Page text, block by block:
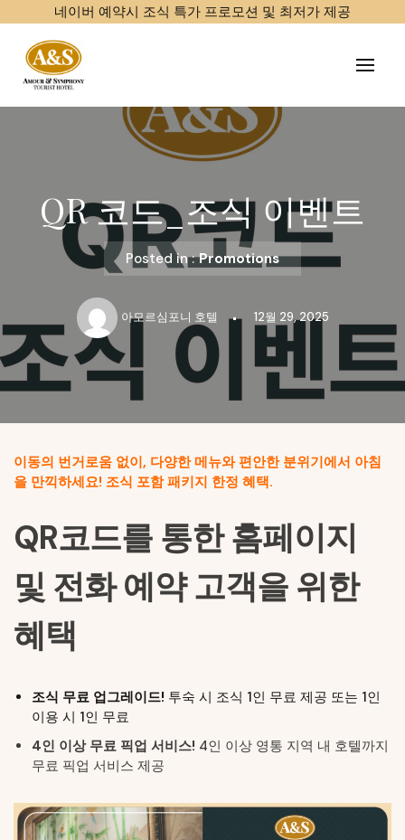
Skip
to
content
네이버 예약시 조식 특가 프로모션 및 최저가 제공
QR 코드_조식 이벤트
Posted in : Promotions
아모르심포니 호텔 12월 29, 2025
이동의 번거로움 없이, 다양한 메뉴와 편안한 분위기에서 아침
을 만끽하세요! 조식 포함 패키지 한정 혜택.
QR코드를 통한 홈페이지
및 전화 예약 고객을 위한
혜택
조식 무료 업그레이드! 투숙 시 조식 1인 무료 제공 또는 1인
이용 시 1인 무료
4인 이상 무료 픽업 서비스! 4인 이상 영통 지역 내 호텔까지
무료 픽업 서비스 제공